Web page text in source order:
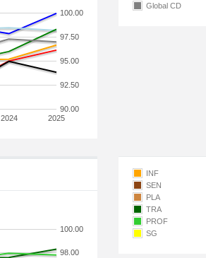
2024 2025
90.00
92.50
95.00
97.50
100.00
Global CD
98.00
100.00
INF
SEN
PLA
TRA
PROF
SG